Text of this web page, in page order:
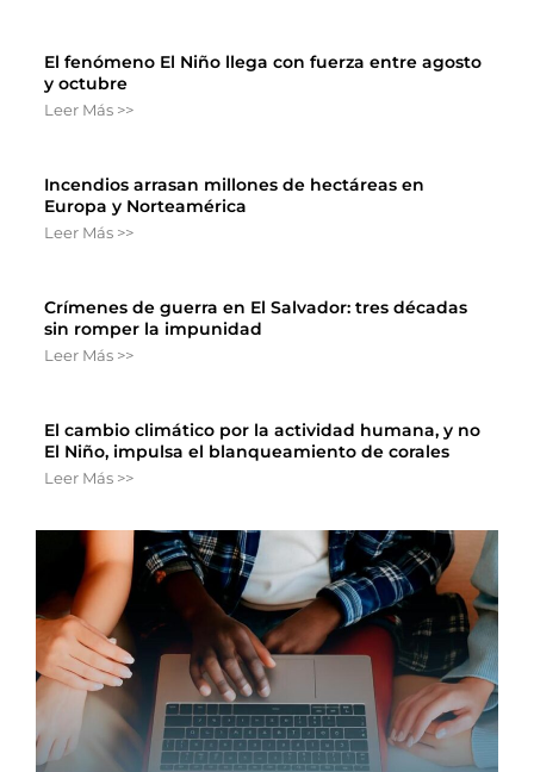
El fenómeno El Niño llega con fuerza entre agosto
y octubre
Leer Más >>
Incendios arrasan millones de hectáreas en
Europa y Norteamérica
Leer Más >>
Crímenes de guerra en El Salvador: tres décadas
sin romper la impunidad
Leer Más >>
El cambio climático por la actividad humana, y no
El Niño, impulsa el blanqueamiento de corales
Leer Más >>